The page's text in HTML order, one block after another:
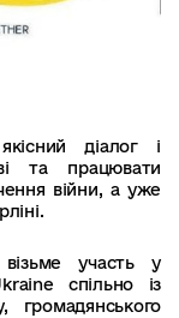
діалог і
та працювати
війни, а уже
участь у
спільно із
громадянського